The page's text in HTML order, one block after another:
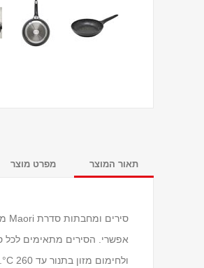
תאור המוצר מפרט מוצר
אפשרי. הסירים מתאימים לכל